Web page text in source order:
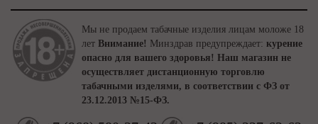
Мы не продаем табачные изделия лицам моложе 18
лет Внимание! Минздрав предупреждает: курение
опасно для вашего здоровья! Наш магазин не
осуществляет дистанционную торговлю
табачными изделями, в соответствии с ФЗ от
23.12.2013 №15-ФЗ.